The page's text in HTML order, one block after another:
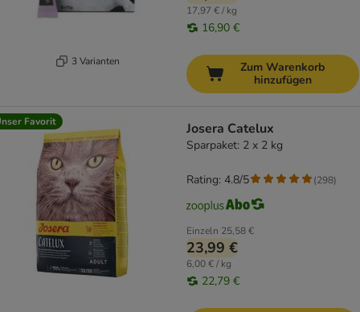
3 Varianten
17,97 € / kg
16,90 €
Zum Warenkorb
hinzufügen
Favorit Josera Catelux
Sparpaket: 2 x 2 kg
Einzeln 25,58 €
23,99 €
6,00 € / kg
22,79 €
Rating: 4.8/5 (298)